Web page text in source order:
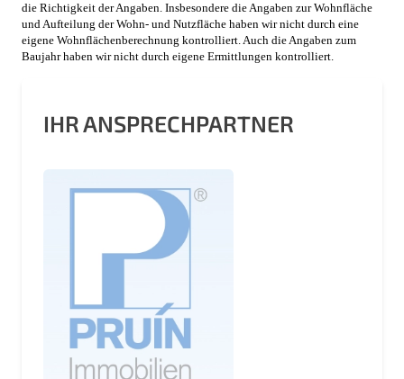
die Richtigkeit der Angaben. Insbesondere die Angaben zur Wohnfläche
und Aufteilung der Wohn- und Nutzfläche haben wir nicht durch eine
eigene Wohnflächenberechnung kontrolliert. Auch die Angaben zum
Baujahr haben wir nicht durch eigene Ermittlungen kontrolliert.
IHR ANSPRECHPARTNER